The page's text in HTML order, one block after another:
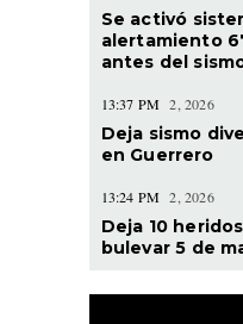
Se activó
alertamiento
antes del
13:37 PM 2, 2026
Deja sismo
en Guerrero
13:24 PM 2, 2026
Deja 10
bulevar 5 de